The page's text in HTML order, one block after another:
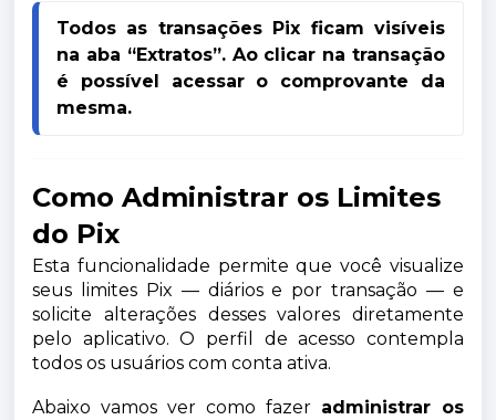
Todos as transações Pix ficam visíveis
na aba “Extratos”. Ao clicar na transação
é possível acessar o comprovante da
mesma.
Como Administrar os Limites
do Pix
Esta funcionalidade permite que você visualize
seus limites Pix — diários e por transação — e
solicite alterações desses valores diretamente
pelo aplicativo.O perfil de acesso contempla
todos os usuários com conta ativa.
Abaixo vamos ver como fazer administrar os